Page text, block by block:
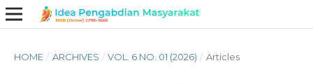
HOME / ARCHIVES / VOL. 6 NO. 01 (2026) / Articles